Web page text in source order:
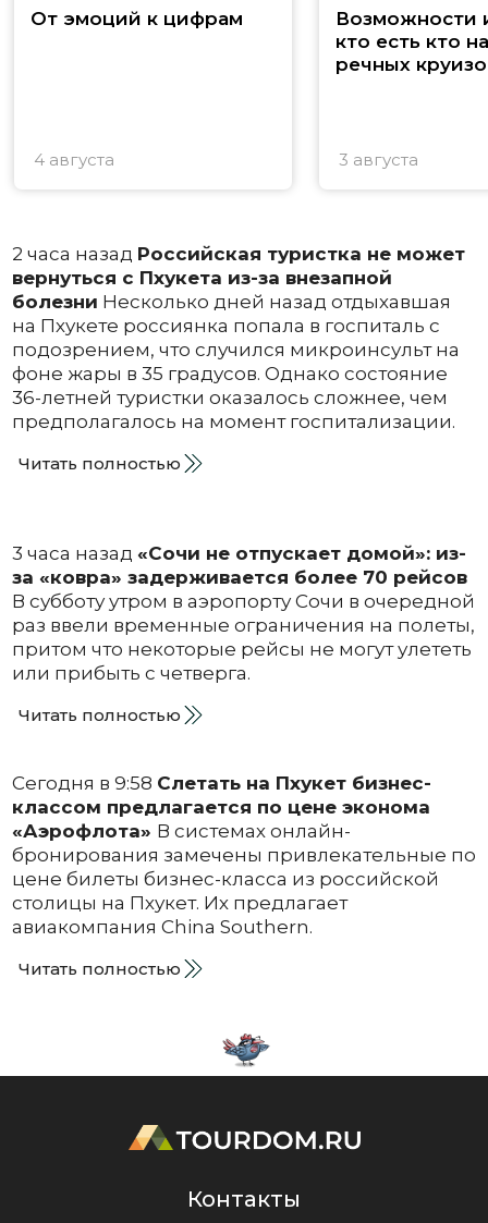
От эмоций к цифрам
4 августа
Возможности
кто есть кто
речных
3 августа
2 часа назад Российская туристка не может
вернуться с Пхукета из-за внезапной
болезни Несколько дней назад отдыхавшая
на Пхукете россиянка попала в госпиталь с
подозрением, что случился микроинсульт на
фоне жары в 35 градусов. Однако состояние
36-летней туристки оказалось сложнее, чем
предполагалось на момент госпитализации.
Читать полностью
3 часа назад «Сочи не отпускает домой»: из-
за «ковра» задерживается более 70 рейсов
В субботу утром в аэропорту Сочи в очередной
раз ввели временные ограничения на полеты,
притом что некоторые рейсы не могут улететь
или прибыть с четверга.
Читать полностью
Сегодня в 9:58 Слетать на Пхукет бизнес-
классом предлагается по цене эконома
«Аэрофлота» В системах онлайн-
бронирования замечены привлекательные по
цене билеты бизнес-класса из российской
столицы на Пхукет. Их предлагает
авиакомпания China Southern.
Читать полностью
Контакты